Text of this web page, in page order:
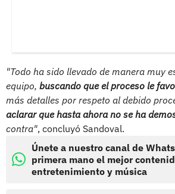
"Todo ha sido llevado de manera muy
equipo, buscando que el proceso le
más detalles por respeto al debido
aclarar que hasta ahora no se ha
contra", concluyó Sandoval.
Únete a nuestro canal de
primera mano el mejor
entretenimiento y música